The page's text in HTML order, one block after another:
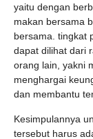
yaitu dengan
makan bersama
bersama. tingkat
dapat dilihat dari
orang lain, yakni
menghargai
dan membantu
Kesimpulannya
tersebut harus